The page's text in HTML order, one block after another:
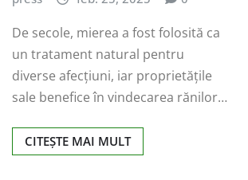
De secole, mierea a fost folosită ca
un tratament natural pentru
diverse afecțiuni, iar proprietățile
sale benefice în vindecarea rănilor…
CITEȘTE MAI MULT